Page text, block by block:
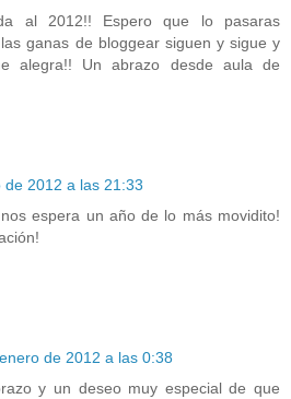
al 2012!! Espero que lo pasaras
ganas de bloggear siguen y sigue y
alegra!! Un abrazo desde aula de
de 2012 a las 21:33
espera un año de lo más movidito!
de 2012 a las 0:38
y un deseo muy especial de que